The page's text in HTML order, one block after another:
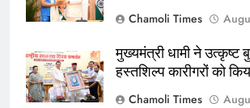
Chamoli Times
मुख्यमंत्री धामी ने उत्कृष्ट
हस्तशिल्प कारीगरों को
Chamoli Times